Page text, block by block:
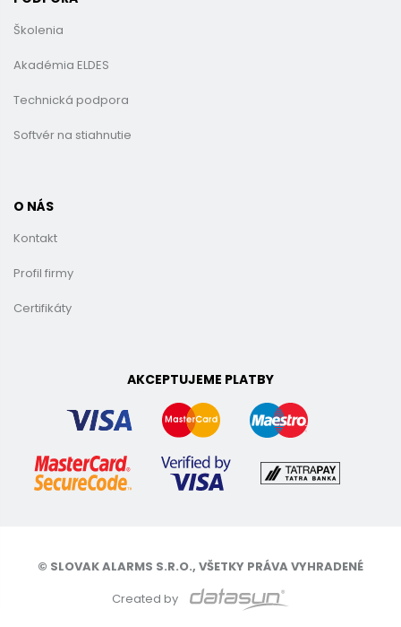
Školenia
Akadémia ELDES
Technická podpora
Softvér na stiahnutie
O NÁS
Kontakt
Profil firmy
Certifikáty
AKCEPTUJEME PLATBY
© SLOVAK ALARMS S.R.O., VŠETKY PRÁVA VYHRADENÉ
Created by